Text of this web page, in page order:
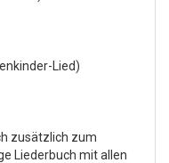
Lied)
zusätzlich zum
Liederbuch mit allen